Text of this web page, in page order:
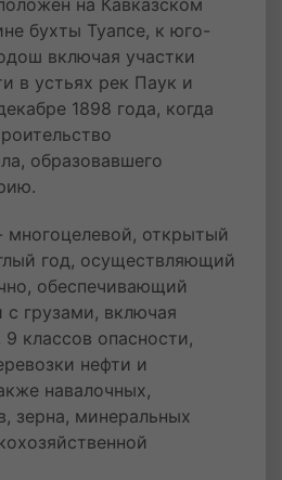
на Кавказском
бухты Туапсе, к юго-
включая участки
в устьях рек Паук и
1898 года, когда
образовавшего
многоцелевой, открытый
год, осуществляющий
обеспечивающий
с грузами, включая
классов опасности,
нефти и
навалочных,
зерна, минеральных